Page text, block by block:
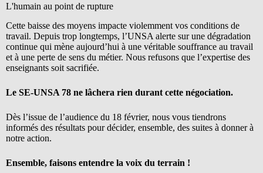
L'humain au point de rupture
Cette baisse des moyens impacte violemment vos conditions de
travail. Depuis trop longtemps, l’UNSA alerte sur une dégradation
continue qui mène aujourd’hui à une véritable souffrance au travail
et à une perte de sens du métier. Nous refusons que l’expertise des
enseignants soit sacrifiée.
Le SE-UNSA 78 ne lâchera rien durant cette négociation.
Dès l’issue de l’audience du 18 février, nous vous tiendrons
informés des résultats pour décider, ensemble, des suites à donner à
notre action.
Ensemble, faisons entendre la voix du terrain !